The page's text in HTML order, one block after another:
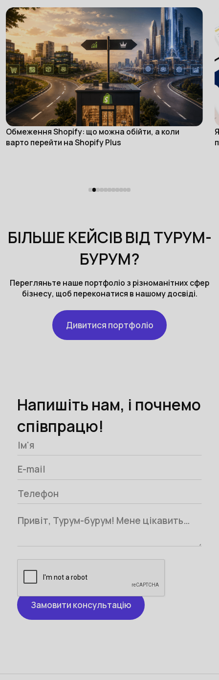
eCommerce
Обмеження Shopify: що можна обійти, а коли
варто перейти на Shopify Plus
БІЛЬШЕ КЕЙСІВ ВІД ТУРУМ-
БУРУМ?
Перегляньте наше портфоліо з різноманітних сфер
бізнесу, щоб переконатися в нашому досвіді.
Дивитися портфоліо
Напишіть нам, і почнемо
співпрацю!